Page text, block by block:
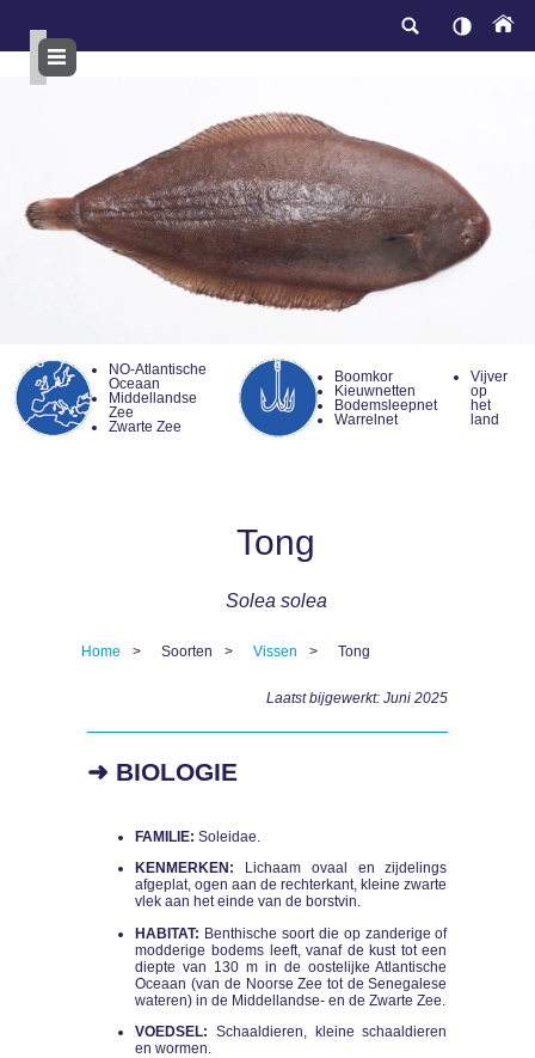
inhoud
NO-Atlantische
Oceaan
Middellandse
Zee
Zwarte Zee
Boomkor
Kieuwnetten
Bodemsleepnet
Warrelnet
Vijver
op
het
land
Tong
Solea solea
Home Soorten Vissen Tong
Laatst bijgewerkt: Juni 2025
➜ BIOLOGIE
FAMILIE: Soleidae.
KENMERKEN:
Lichaam ovaal en zijdelings
afgeplat, ogen aan de rechterkant, kleine zwarte
vlek aan het einde van de borstvin.
HABITAT: Benthische soort die op zanderige of
modderige bodems leeft, vanaf de kust tot een
diepte van 130 m in de oostelijke Atlantische
Oceaan (van de Noorse Zee tot de Senegalese
wateren) in de Middellandse- en de Zwarte Zee.
VOEDSEL: Schaaldieren, kleine schaaldieren
en wormen.